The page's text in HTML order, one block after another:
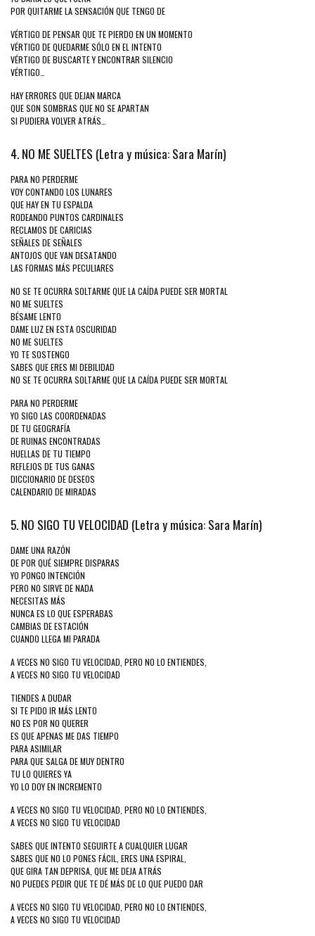
POR QUITARME LA SENSACIÓN QUE TENGO DE
VÉRTIGO DE PENSAR QUE TE PIERDO EN UN MOMENTO
VÉRTIGO DE QUEDARME SÓLO EN EL INTENTO
VÉRTIGO DE BUSCARTE Y ENCONTRAR SILENCIO
VÉRTIGO…
HAY ERRORES QUE DEJAN MARCA
QUE SON SOMBRAS QUE NO SE APARTAN
SI PUDIERA VOLVER ATRÁS…
4. NO ME SUELTES (Letra y música: Sara Marín)
PARA NO PERDERME
VOY CONTANDO LOS LUNARES
QUE HAY EN TU ESPALDA
RODEANDO PUNTOS CARDINALES
RECLAMOS DE CARICIAS
SEÑALES DE SEÑALES
ANTOJOS QUE VAN DESATANDO
LAS FORMAS MÁS PECULIARES
NO SE TE OCURRA SOLTARME QUE LA CAÍDA PUEDE SER MORTAL
NO ME SUELTES
BÉSAME LENTO
DAME LUZ EN ESTA OSCURIDAD
NO ME SUELTES
YO TE SOSTENGO
SABES QUE ERES MI DEBILIDAD
NO SE TE OCURRA SOLTARME QUE LA CAÍDA PUEDE SER MORTAL
PARA NO PERDERME
YO SIGO LAS COORDENADAS
DE TU GEOGRAFÍA
DE RUINAS ENCONTRADAS
HUELLAS DE TU TIEMPO
REFLEJOS DE TUS GANAS
DICCIONARIO DE DESEOS
CALENDARIO DE MIRADAS
5. NO SIGO TU VELOCIDAD (Letra y música: Sara Marín)
DAME UNA RAZÓN
DE POR QUÉ SIEMPRE DISPARAS
YO PONGO INTENCIÓN
PERO NO SIRVE DE NADA
NECESITAS MÁS
NUNCA ES LO QUE ESPERABAS
CAMBIAS DE ESTACIÓN
CUANDO LLEGA MI PARADA
A VECES NO SIGO TU VELOCIDAD, PERO NO LO ENTIENDES,
A VECES NO SIGO TU VELOCIDAD
TIENDES A DUDAR
SI TE PIDO IR MÁS LENTO
NO ES POR NO QUERER
ES QUE APENAS ME DAS TIEMPO
PARA ASIMILAR
PARA QUE SALGA DE MUY DENTRO
TU LO QUIERES YA
YO LO DOY EN INCREMENTO
A VECES NO SIGO TU VELOCIDAD, PERO NO LO ENTIENDES,
A VECES NO SIGO TU VELOCIDAD
SABES QUE INTENTO SEGUIRTE A CUALQUIER LUGAR
SABES QUE NO LO PONES FÁCIL, ERES UNA ESPIRAL,
QUE GIRA TAN DEPRISA, QUE ME DEJA ATRÁS
NO PUEDES PEDIR QUE TE DÉ MÁS DE LO QUE PUEDO DAR
A VECES NO SIGO TU VELOCIDAD, PERO NO LO ENTIENDES,
A VECES NO SIGO TU VELOCIDAD